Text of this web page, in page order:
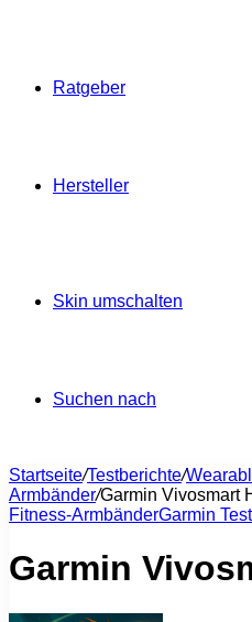
Ratgeber
Hersteller
Skin umschalten
Suchen nach
Startseite/Testberichte/
Armbänder/Garmin Vivosmart
Fitness-ArmbänderGarmin
Garmin